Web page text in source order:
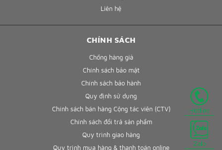
Hotline
Zalo
Liên hệ
CHÍNH SÁCH
Chống hàng giả
Chính sách bảo mật
Chính sách bảo hành
Quy định sử dụng
Chính sách bán hàng Cộng tác viên (CTV)
Chính sách đổi trả sản phẩm
Quy trình giao hàng
Quy trình mua hàng & thanh toán online